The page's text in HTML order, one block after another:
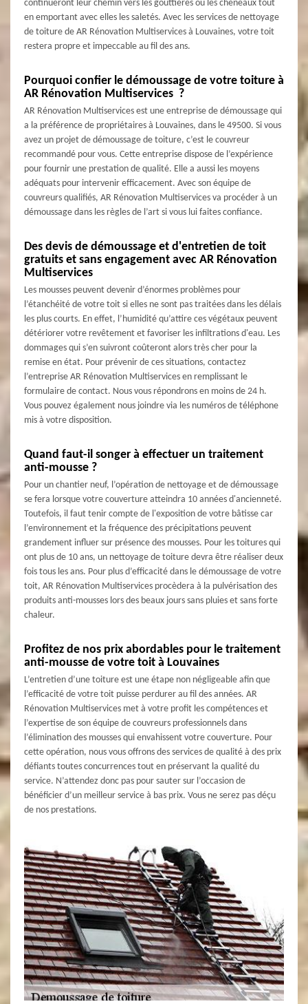
continueront leur chemin vers les gouttières ou les chéneaux tout
en emportant avec elles les saletés. Avec les services de nettoyage
de toiture de AR Rénovation Multiservices à Louvaines, votre toit
restera propre et impeccable au fil des ans.
Pourquoi confier le démoussage de votre toiture à
AR Rénovation Multiservices ?
AR Rénovation Multiservices est une entreprise de démoussage qui
a la préférence de propriétaires à Louvaines, dans le 49500. Si vous
avez un projet de démoussage de toiture, c’est le couvreur
recommandé pour vous. Cette entreprise dispose de l’expérience
pour fournir une prestation de qualité. Elle a aussi les moyens
adéquats pour intervenir efficacement. Avec son équipe de
couvreurs qualifiés, AR Rénovation Multiservices va procéder à un
démoussage dans les règles de l’art si vous lui faites confiance.
Des devis de démoussage et d'entretien de toit
gratuits et sans engagement avec AR Rénovation
Multiservices
Les mousses peuvent devenir d’énormes problèmes pour
l’étanchéité de votre toit si elles ne sont pas traitées dans les délais
les plus courts. En effet, l’humidité qu’attire ces végétaux peuvent
détériorer votre revêtement et favoriser les infiltrations d'eau. Les
dommages qui s’en suivront coûteront alors très cher pour la
remise en état. Pour prévenir de ces situations, contactez
l’entreprise AR Rénovation Multiservices en remplissant le
formulaire de contact. Nous vous répondrons en moins de 24 h.
Vous pouvez également nous joindre via les numéros de téléphone
mis à votre disposition.
Quand faut-il songer à effectuer un traitement
anti-mousse ?
Pour un chantier neuf, l’opération de nettoyage et de démoussage
se fera lorsque votre couverture atteindra 10 années d'ancienneté.
Toutefois, il faut tenir compte de l'exposition de votre bâtisse car
l’environnement et la fréquence des précipitations peuvent
grandement influer sur présence des mousses. Pour les toitures qui
ont plus de 10 ans, un nettoyage de toiture devra être réaliser deux
fois tous les ans. Pour plus d’efficacité dans le démoussage de votre
toit, AR Rénovation Multiservices procèdera à la pulvérisation des
produits anti-mousses lors des beaux jours sans pluies et sans forte
chaleur.
Profitez de nos prix abordables pour le traitement
anti-mousse de votre toit à Louvaines
L’entretien d’une toiture est une étape non négligeable afin que
l’efficacité de votre toit puisse perdurer au fil des années. AR
Rénovation Multiservices met à votre profit les compétences et
l’expertise de son équipe de couvreurs professionnels dans
l’élimination des mousses qui envahissent votre couverture. Pour
cette opération, nous vous offrons des services de qualité à des prix
défiants toutes concurrences tout en préservant la qualité du
service. N’attendez donc pas pour sauter sur l’occasion de
bénéficier d’un meilleur service à bas prix. Vous ne serez pas déçu
de nos prestations.